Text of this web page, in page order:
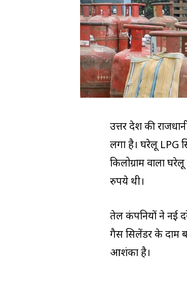
उत्तर प्रदेश की
लगा है। घरेलू LPG
किलोग्राम वाला
रुपये थी।
तेल कंपनियों ने नई
गैस सिलेंडर के दाम
आशंका है।